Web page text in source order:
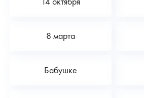
8 марта
Бабушке